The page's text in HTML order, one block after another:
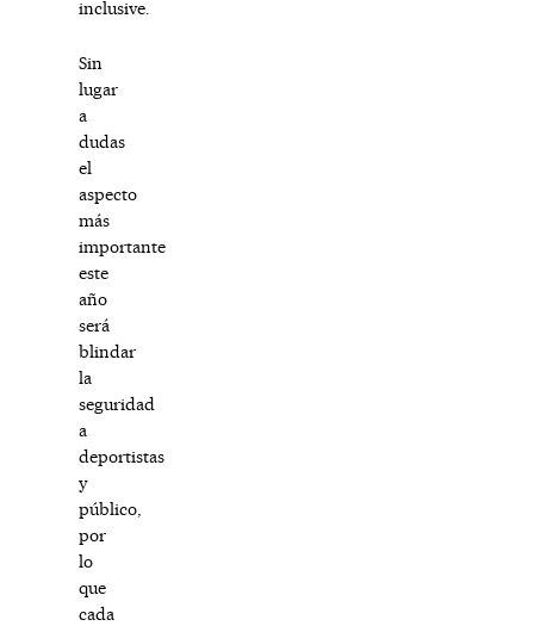
inclusive.
Sin
lugar
a
dudas
el
aspecto
más
importante
este
año
será
blindar
la
seguridad
a
deportistas
y
público,
por
lo
que
cada